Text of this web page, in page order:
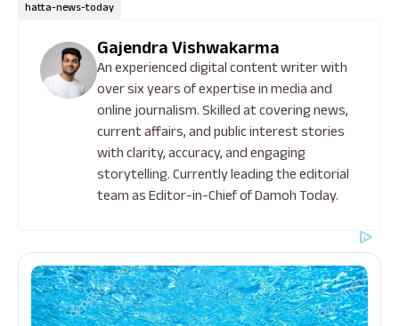
hatta-news-today
Gajendra Vishwakarma
An experienced digital content writer with
over six years of expertise in media and
online journalism. Skilled at covering news,
current affairs, and public interest stories
with clarity, accuracy, and engaging
storytelling. Currently leading the editorial
team as Editor-in-Chief of Damoh Today.